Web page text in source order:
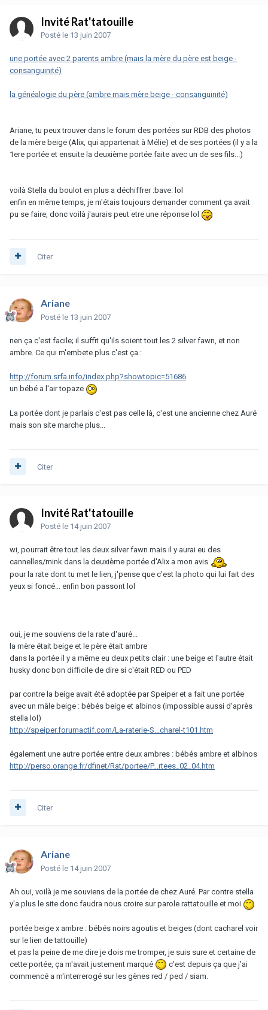
Invité Rat'tatouille
Posté le 13 juin 2007
une portée avec 2 parents ambre (mais la mère du père est beige -
consanguinité)
la généalogie du père (ambre mais mère beige - consanguinité)
Ariane, tu peux trouver dans le forum des portées sur RDB des photos
de la mère beige (Alix, qui appartenait à Mélie) et de ses portées (il y a la
1ere portée et ensuite la deuxième portée faite avec un de ses fils...)
voilà Stella du boulot en plus a déchiffrer :bave: lol
enfin en même temps, je m'étais toujours demander comment ça avait
pu se faire, donc voilà j'aurais peut etre une réponse lol
Citer
Ariane
Posté le 13 juin 2007
nen ça c'est facile; il suffit qu'ils soient tout les 2 silver fawn, et non
ambre. Ce qui m'embete plus c'est ça :
http://forum.srfa.info/index.php?showtopic=51686
un bébé a l'air topaze
La portée dont je parlais c'est pas celle là, c'est une ancienne chez Auré
mais son site marche plus...
Citer
Invité Rat'tatouille
Posté le 14 juin 2007
wi, pourrait être tout les deux silver fawn mais il y aurai eu des
cannelles/mink dans la deuxième portée d'Alix a mon avis
pour la rate dont tu met le lien, j'pense que c'est la photo qui lui fait des
yeux si foncé... enfin bon passont lol
oui, je me souviens de la rate d'auré...
la mère était beige et le père était ambre
dans la portée il y a même eu deux petits clair : une beige et l'autre était
husky donc bon difficile de dire si c'était RED ou PED
par contre la beige avait été adoptée par Speiper et a fait une portée
avec un mâle beige : bébés beige et albinos (impossible aussi d'après
stella lol)
http://speiper.forumactif.com/La-raterie-S...charel-t101.htm
également une autre portée entre deux ambres : bébés ambre et albinos
http://perso.orange.fr/dfinet/Rat/portee/P...rtees_02_04.htm
Citer
Ariane
Posté le 14 juin 2007
Ah oui, voilà je me souviens de la portée de chez Auré. Par contre stella
y'a plus le site donc faudra nous croire sur parole rattatouille et moi
portée beige x ambre : bébés noirs agoutis et beiges (dont cacharel voir
sur le lien de tattouille)
et pas la peine de me dire je dois me tromper, je suis sure et certaine de
cette portée, ça m'avait justement marqué
c'est depuis ça que j'ai
commencé a m'interrerogé sur les gènes red / ped / siam.